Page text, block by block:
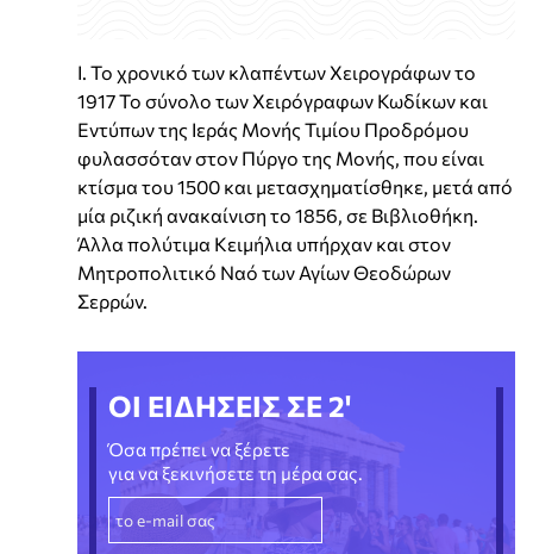
Ι. Το χρονικό των κλαπέντων Χειρογράφων το
1917 Το σύνολο των Χειρόγραφων Κωδίκων και
Εντύπων της Ιεράς Μονής Τιμίου Προδρόμου
φυλασσόταν στον Πύργο της Μονής, που είναι
κτίσμα του 1500 και μετασχηματίσθηκε, μετά από
μία ριζική ανακαίνιση το 1856, σε Βιβλιοθήκη.
Άλλα πολύτιμα Κειμήλια υπήρχαν και στον
Μητροπολιτικό Ναό των Αγίων Θεοδώρων
Σερρών.
ΟΙ ΕΙΔΗΣΕΙΣ ΣΕ 2'
Όσα πρέπει να ξέρετε
για να ξεκινήσετε τη μέρα σας.